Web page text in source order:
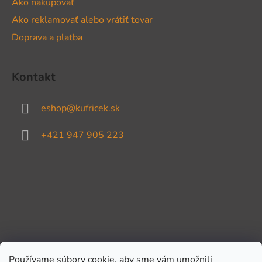
Ako reklamovať alebo vrátiť tovar
Doprava a platba
Kontakt
eshop@kufricek.sk
+421 947 905 223